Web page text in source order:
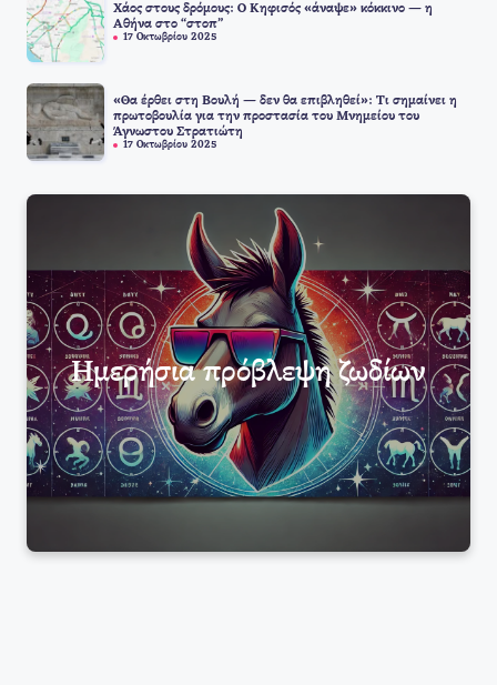
Χάος στους δρόμους: Ο Κηφισός «άναψε» κόκκινο — η
Αθήνα στο “στοπ”
17 Οκτωβρίου 2025
«Θα έρθει στη Βουλή — δεν θα επιβληθεί»: Τι σημαίνει η
πρωτοβουλία για την προστασία του Μνημείου του
Άγνωστου Στρατιώτη
17 Οκτωβρίου 2025
Ημερήσια πρόβλεψη ζωδίων